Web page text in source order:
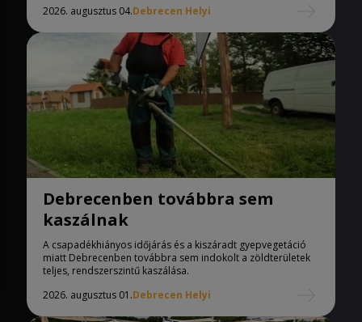
2026. augusztus 04.Debrecen Helyi
Debrecenben továbbra sem
kaszálnak
A csapadékhiányos időjárás és a kiszáradt gyepvegetáció
miatt Debrecenben továbbra sem indokolt a zöldterületek
teljes, rendszerszintű kaszálása.
2026. augusztus 01.Debrecen Helyi